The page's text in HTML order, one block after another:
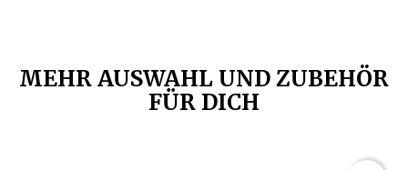
MEHR AUSWAHL UND ZUBEHÖR
FÜR DICH